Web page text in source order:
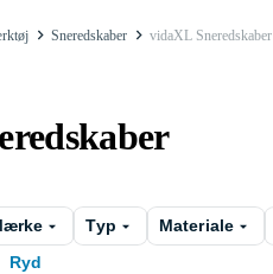
Sneredskaber vidaXL Sneredskaber
Typ Materiale
Ryd